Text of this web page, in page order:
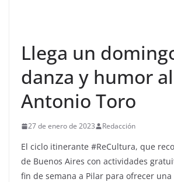
Llega un
danza y humor
Antonio Toro
27 de enero de 2023 Redacción
El ciclo itinerante #ReCultura, que
de Buenos Aires con actividades
fin de semana a Pilar para ofrecer